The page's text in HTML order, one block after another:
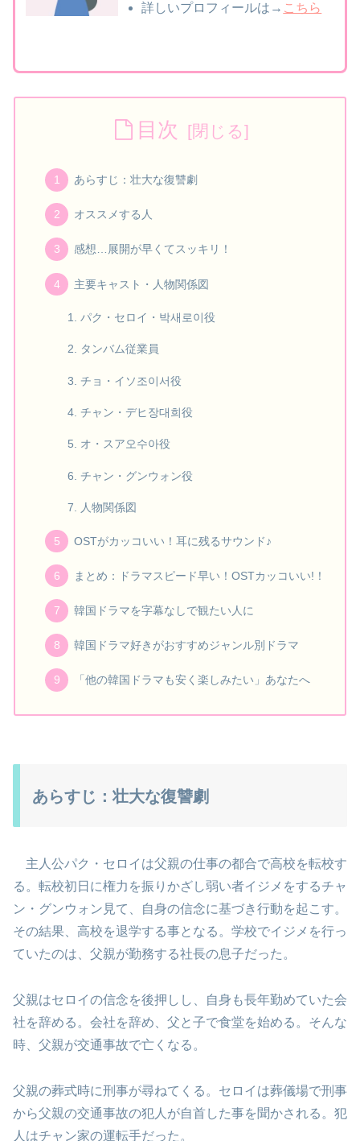
詳しいプロフィールは→ こちら
目次
あらすじ：壮大な復讐劇
オススメする人
感想…展開が早くてスッキリ！
主要キャスト・人物関係図
パク・セロイ・박새로이役
タンバム従業員
チョ・イソ조이서役
チャン・デヒ장대희役
オ・スア오수아役
チャン・グンウォン役
人物関係図
OSTがカッコいい！耳に残るサウンド♪
まとめ：ドラマスピード早い！OSTカッコいい!！
韓国ドラマを字幕なしで観たい人に
韓国ドラマ好きがおすすめジャンル別ドラマ
「他の韓国ドラマも安く楽しみたい」あなたへ
あらすじ：壮大な復讐劇
主人公パク・セロイは父親の仕事の都合で高校を転校す
る。転校初日に権力を振りかざし弱い者イジメをするチャ
ン・グンウォン見て、自身の信念に基づき行動を起こす。
その結果、高校を退学する事となる。学校でイジメを行っ
ていたのは、父親が勤務する社長の息子だった。
父親はセロイの信念を後押しし、自身も長年勤めていた会
社を辞める。会社を辞め、父と子で食堂を始める。そんな
時、父親が交通事故で亡くなる。
父親の葬式時に刑事が尋ねてくる。セロイは葬儀場で刑事
から父親の交通事故の犯人が自首した事を聞かされる。犯
人はチャン家の運転手だった。